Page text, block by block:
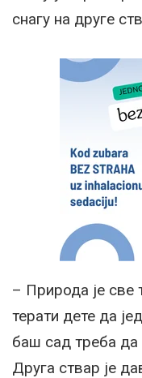
снагу на друге
– Природа је све
терати дете да
баш сад треба
Друга ствар је